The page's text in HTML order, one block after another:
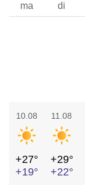
ma di
10.08
+27°
+19°
11.08
+29°
+22°